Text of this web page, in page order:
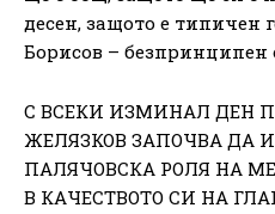
десен, защото е типичен
Борисов – безпринципен
С ВСЕКИ ИЗМИНАЛ ДЕН
ЖЕЛЯЗКОВ ЗАПОЧВА ДА
ПАЛЯЧОВСКА РОЛЯ НА
В КАЧЕСТВОТО СИ НА